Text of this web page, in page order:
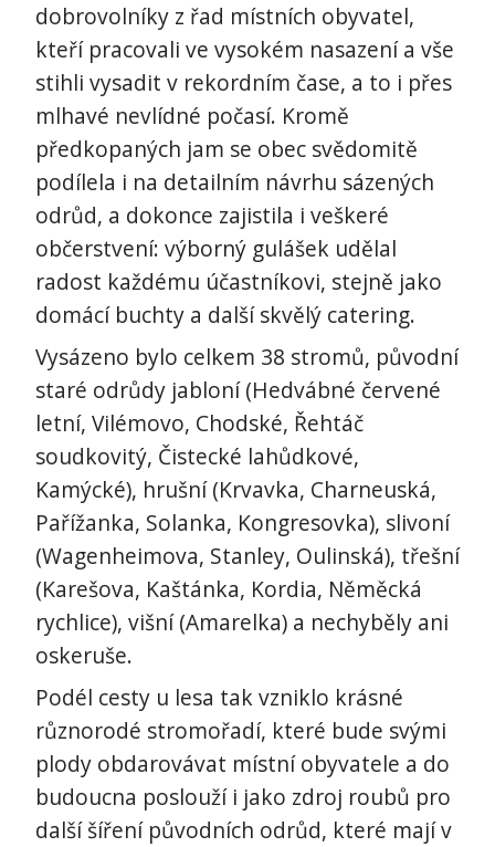
dobrovolníky z řad místních obyvatel,
kteří pracovali ve vysokém nasazení a vše
stihli vysadit v rekordním čase, a to i přes
mlhavé nevlídné počasí. Kromě
předkopaných jam se obec svědomitě
podílela i na detailním návrhu sázených
odrůd, a dokonce zajistila i veškeré
občerstvení: výborný gulášek udělal
radost každému účastníkovi, stejně jako
domácí buchty a další skvělý catering.
Vysázeno bylo celkem 38 stromů, původní
staré odrůdy jabloní (Hedvábné červené
letní, Vilémovo, Chodské, Řehtáč
soudkovitý, Čistecké lahůdkové,
Kamýcké), hrušní (Krvavka, Charneuská,
Pařížanka, Solanka, Kongresovka), slivoní
(Wagenheimova, Stanley, Oulinská), třešní
(Karešova, Kaštánka, Kordia, Něměcká
rychlice), višní (Amarelka) a nechyběly ani
oskeruše.
Podél cesty u lesa tak vzniklo krásné
různorodé stromořadí, které bude svými
plody obdarovávat místní obyvatele a do
budoucna poslouží i jako zdroj roubů pro
další šíření původních odrůd, které mají v